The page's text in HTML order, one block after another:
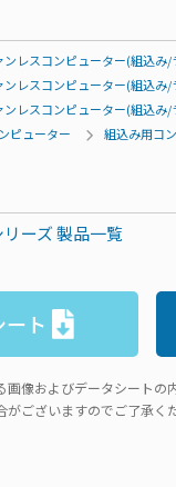
ンレスコンピューター(組込み
ンレスコンピューター(組込み
ンレスコンピューター(組込み
ピューター 組込み用コ
ーズ 製品一覧
ト
像およびデータシートの
ございますのでご了承く